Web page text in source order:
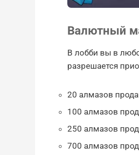
Валютный
В лобби вы в
разрешается
20 алмазов
100 алмазов
250 алмазов
700 алмазов